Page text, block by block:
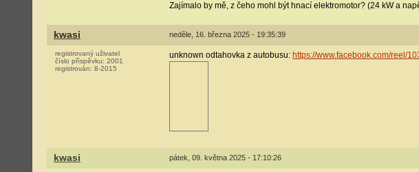
Zajímalo by mě, z čeho mohl být hnací elektromotor? (24 kW a
kwasi neděle, 16. března 2025 - 19:35:39
registrovaný uživatel
číslo příspěvku: 2001
registrován: 8-2015
unknown odtahovka z autobusu: https://www.facebook.com/reel/
kwasi pátek, 09. května 2025 - 17:10:26